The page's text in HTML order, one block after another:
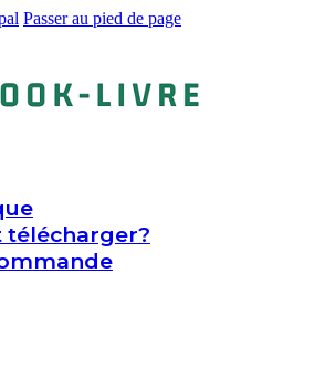
Passer au pied de page
télécharger?